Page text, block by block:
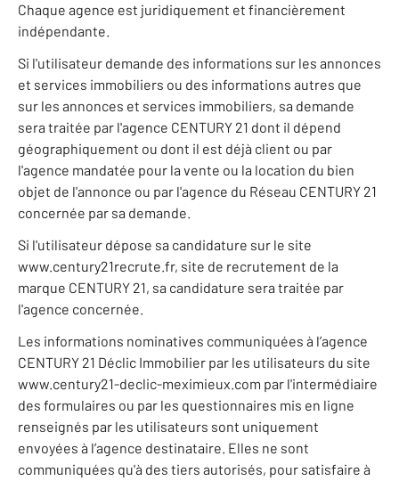
Chaque agence est juridiquement et financièrement
indépendante.
Si l'utilisateur demande des informations sur les annonces
et services immobiliers ou des informations autres que
sur les annonces et services immobiliers, sa demande
sera traitée par l'agence CENTURY 21 dont il dépend
géographiquement ou dont il est déjà client ou par
l'agence mandatée pour la vente ou la location du bien
objet de l'annonce ou par l'agence du Réseau CENTURY 21
concernée par sa demande.
Si l'utilisateur dépose sa candidature sur le site
www.century21recrute.fr, site de recrutement de la
marque CENTURY 21, sa candidature sera traitée par
l'agence concernée.
Les informations nominatives communiquées à l’agence
CENTURY 21 Déclic Immobilier par les utilisateurs du site
www.century21-declic-meximieux.com par l'intermédiaire
des formulaires ou par les questionnaires mis en ligne
renseignés par les utilisateurs sont uniquement
envoyées à l’agence destinataire. Elles ne sont
communiquées qu'à des tiers autorisés, pour satisfaire à